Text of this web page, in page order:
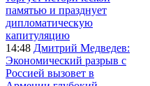
памятью и празднует
дипломатическую
капитуляцию
14:48 Дмитрий Медведев:
Экономический разрыв с
Россией вызовет в